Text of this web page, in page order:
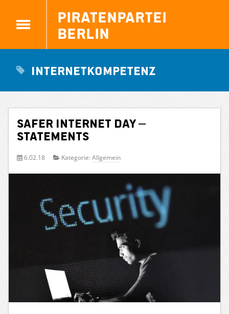
Piratenpartei
Berlin
Internetkompetenz
Safer Internet Day –
Statements
6.02.18 Kategorie: Allgemein